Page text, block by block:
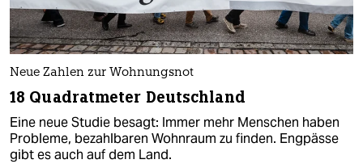
Neue Zahlen zur Wohnungsnot
18 Quadratmeter Deutschland
Eine neue Studie besagt: Immer mehr Menschen haben
Probleme, bezahlbaren Wohnraum zu finden. Engpässe
gibt es auch auf dem Land.